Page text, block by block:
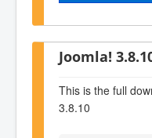
Joomla!
This is the full
3.8.10